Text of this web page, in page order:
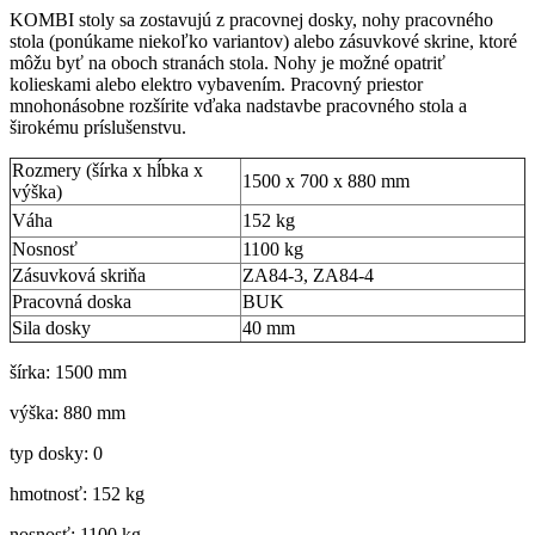
KOMBI stoly sa zostavujú z pracovnej dosky, nohy pracovného
stola (ponúkame niekoľko variantov) alebo zásuvkové skrine, ktoré
môžu byť na oboch stranách stola. Nohy je možné opatriť
kolieskami alebo elektro vybavením. Pracovný priestor
mnohonásobne rozšírite vďaka nadstavbe pracovného stola a
širokému príslušenstvu.
Rozmery (šírka x hĺbka x
výška)
1500 x 700 x 880 mm
Váha
152 kg
Nosnosť
1100 kg
Zásuvková skriňa
ZA84-3, ZA84-4
Pracovná doska
BUK
Sila dosky
40 mm
šírka: 1500 mm
výška: 880 mm
typ dosky: 0
hmotnosť: 152 kg